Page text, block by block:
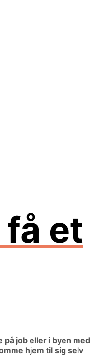
et
job eller i byen med
hjem til sig selv